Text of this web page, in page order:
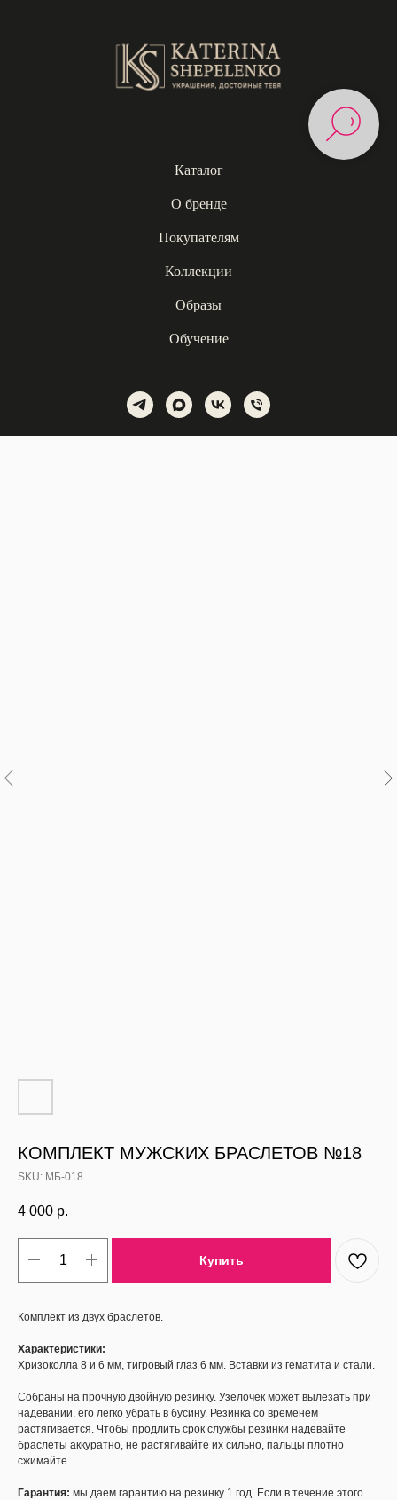
Каталог
О бренде
Покупателям
Коллекции
Образы
Обучение
КОМПЛЕКТ МУЖСКИХ БРАСЛЕТОВ №18
SKU: МБ-018
4 000 р.
Купить
Комплект из двух браслетов.
Характеристики:
Хризоколла 8 и 6 мм, тигровый глаз 6 мм. Вставки из гематита и стали.
Собраны на прочную двойную резинку. Узелочек может вылезать при
надевании, его легко убрать в бусину. Резинка со временем
растягивается. Чтобы продлить срок службы резинки надевайте
браслеты аккуратно, не растягивайте их сильно, пальцы плотно
сжимайте.
Гарантия: мы даем гарантию на резинку 1 год. Если в течение этого